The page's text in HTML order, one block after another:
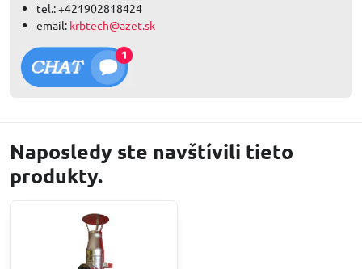
tel.: +421902818424
email: krbtech@azet.sk
Naposledy ste navštívili tieto
produkty.